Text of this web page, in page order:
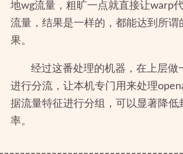
地wg流量，粗旷一点就直接让warp
流量，结果是一样的，都能达到所谓
果。
经过这番处理的机器，在上层做
进行分流，让本机专门用来处理
据流量特征进行分组，可以显著降低
率。